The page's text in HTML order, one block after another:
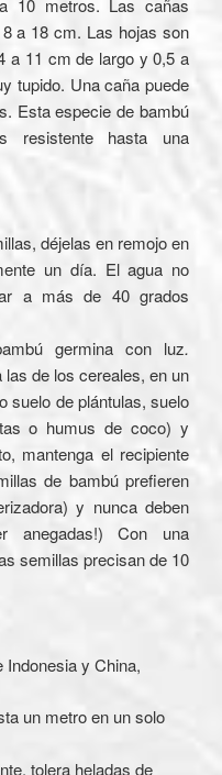
10 metros. Las cañas
a 18 cm. Las hojas son
a 11 cm de largo y 0,5 a
tupido. Una caña puede
Esta especie de bambú
resistente hasta una
déjelas en remojo en
un día. El agua no
a más de 40 grados
germina con luz.
de los cereales, en un
suelo de plántulas, suelo
o humus de coco) y
mantenga el recipiente
de bambú prefieren
y nunca deben
anegadas!) Con una
semillas precisan de 10
y China,
un metro en un solo
tolera heladas de